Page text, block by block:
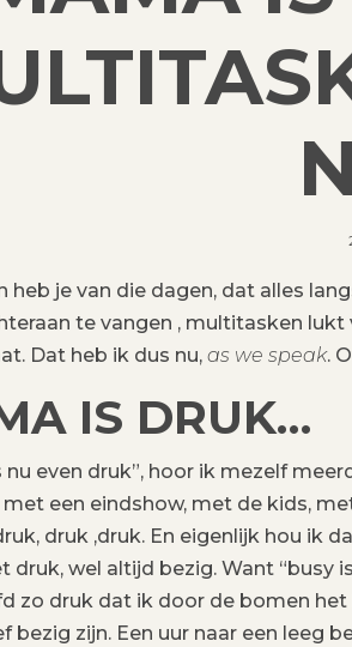
heb je van die dagen, dat alles
te vangen , multitasken
Dat heb ik dus nu, as we speak.
IS DRUK…
nu even druk”, hoor ik mezelf
met een eindshow, met de kids,
druk ,druk. En eigenlijk hou ik
druk, wel altijd bezig. Want “busy
zo druk dat ik door de bomen
bezig zijn. Een uur naar een leeg